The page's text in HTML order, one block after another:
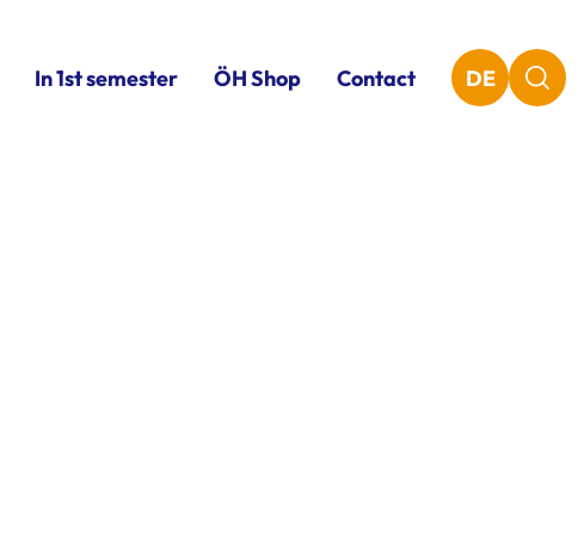
In 1st semester ÖH Shop Contact DE